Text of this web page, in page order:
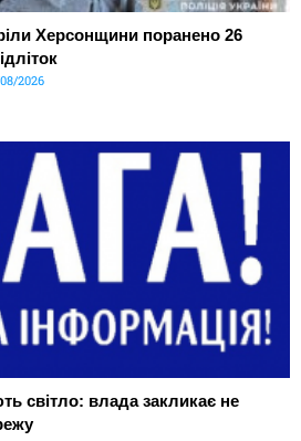
Херсонщини поранено 26
2026
світло: влада закликає не